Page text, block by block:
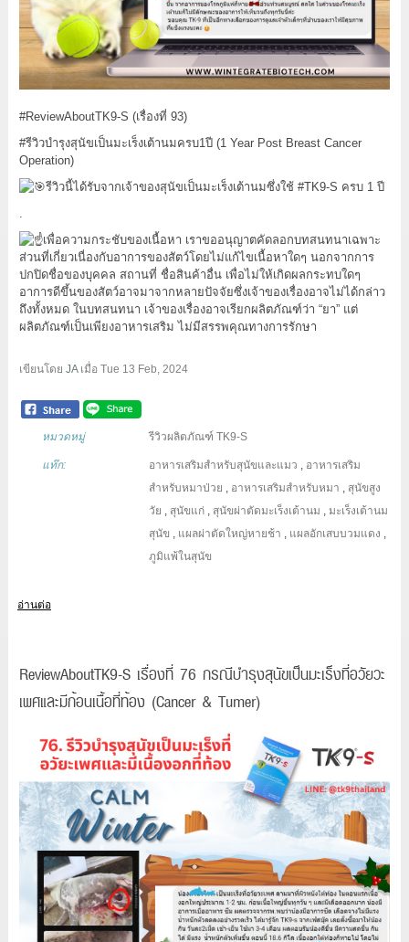
#ReviewAboutTK9-S (เรื่องที่ 93)
#รีวิวบำรุงสุนัขเป็นมะเร็งเต้านมครบ1ปี (1 Year Post Breast Cancer
Operation)
รีวิวนี้ได้รับจากเจ้าของสุนัขเป็นมะเร็งเต้านมซึ่งใช้ #TK9-S ครบ 1 ปี
เพื่อความกระชับของเนื้อหา เราขออนุญาตคัดลอกบทสนทนาเฉพาะ
ส่วนที่เกี่ยวเนื่องกับอาการของสัตว์โดยไม่แก้ไขเนื้อหาใดๆ นอกจากการ
ปกปิดชื่อของบุคคล สถานที่ ชื่อสินค้าอื่น เพื่อไม่ให้เกิดผลกระทบใดๆ
อาการดีขึ้นของสัตว์อาจมาจากหลายปัจจัยซึ่งเจ้าของเรื่องอาจไม่ได้กล่าว
ถึงทั้งหมด ในบทสนทนา เจ้าของเรื่องอาจเรียกผลิตภัณฑ์ว่า “ยา” แต่
ผลิตภัณฑ์เป็นเพียงอาหารเสริม ไม่มีสรรพคุณทางการรักษา
เขียนโดย JAเมื่อ Tue 13 Feb, 2024
หมวดหมู่ รีวิวผลิตภัณฑ์ TK9-S
แท๊ก: อาหารเสริมสำหรับสุนัขและแมว , อาหารเสริม
สำหรับหมาป่วย , อาหารเสริมสำหรับหมา , สุนัขสูง
วัย , สุนัขแก่ , สุนัขผ่าตัดมะเร็งเต้านม ,มะเร็งเต้านม
สุนัข , แผลผ่าตัดใหญ่หายช้า , แผลอักเสบบวมแดง ,
ภูมิแพ้ในสุนัข
อ่านต่อ
ReviewAboutTK9-S เรื่องที่ 76 กรณีบำรุงสุนัขเป็นมะเร็งที่อวัยวะ
เพศและมีก้อนเนื้อที่ท้อง (Cancer & Tumer)